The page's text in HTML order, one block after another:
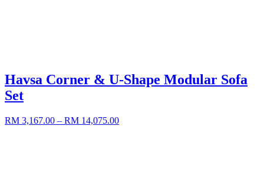
Havsa Corner & U-Shape Modular Sofa
Set
RM 3,167.00 – RM 14,075.00